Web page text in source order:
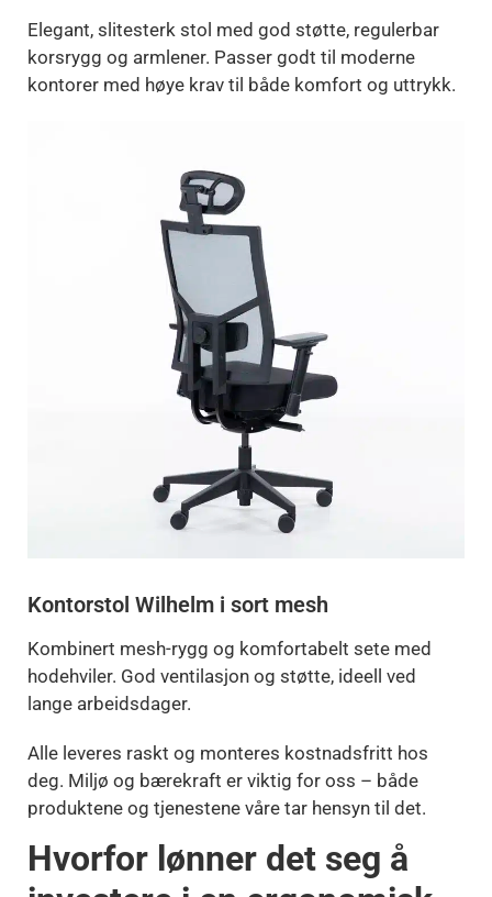
Elegant, slitesterk stol med god støtte, regulerbar
korsrygg og armlener. Passer godt til moderne
kontorer med høye krav til både komfort og uttrykk.
Kontorstol Wilhelm i sort mesh
Kombinert mesh-rygg og komfortabelt sete med
hodehviler. God ventilasjon og støtte, ideell ved
lange arbeidsdager.
Alle leveres raskt og monteres kostnadsfritt hos
deg. Miljø og bærekraft er viktig for oss – både
produktene og tjenestene våre tar hensyn til det.
Hvorfor lønner det seg å